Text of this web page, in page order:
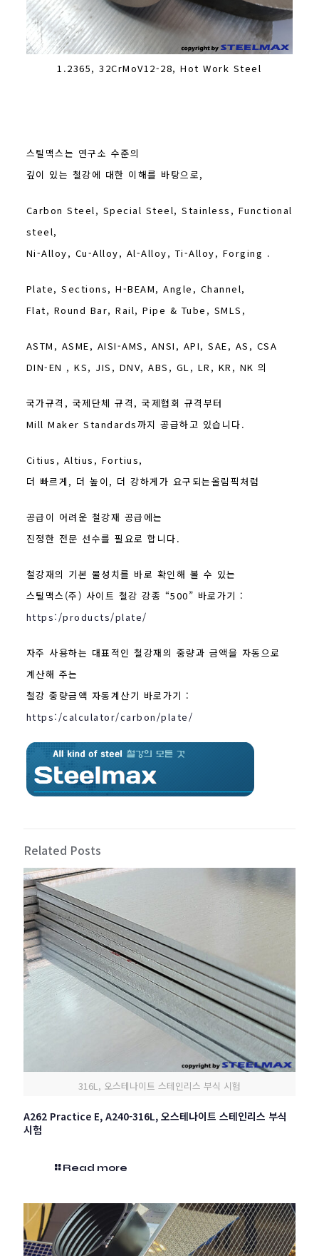
1.2365, 32CrMoV12-28, Hot Work Steel
스틸맥스는 연구소 수준의
깊이 있는 철강에 대한 이해를 바탕으로,
Carbon Steel, Special Steel, Stainless, Functional
steel,
Ni-Alloy, Cu-Alloy, Al-Alloy, Ti-Alloy, Forging .
Plate, Sections, H-BEAM, Angle, Channel,
Flat, Round Bar, Rail, Pipe & Tube, SMLS,
ASTM, ASME, AISI-AMS, ANSI, API, SAE, AS, CSA
DIN-EN , KS, JIS, DNV, ABS, GL, LR, KR, NK 의
국가규격, 국제단체 규격, 국제협회 규격부터
Mill Maker Standards까지 공급하고 있습니다.
Citius, Altius, Fortius,
더 빠르게, 더 높이, 더 강하게가 요구되는올림픽처럼
공급이 어려운 철강재 공급에는
진정한 전문 선수를 필요로 합니다.
철강재의 기본 물성치를 바로 확인해 볼 수 있는
스틸맥스(주) 사이트 철강 강종 “500” 바로가기 :
https:/products/plate/
자주 사용하는 대표적인 철강재의 중량과 금액을 자동으로
계산해 주는
철강 중량금액 자동계산기 바로가기 :
https:/calculator/carbon/plate/
Related Posts
316L, 오스테나이트 스테인리스 부식 시험
A262 Practice E, A240-316L, 오스테나이트 스테인리스 부식
시험
Read more